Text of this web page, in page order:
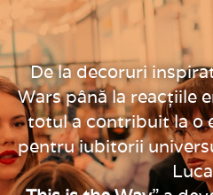
De la decoruri
Wars până la reacțiile
totul a contribuit la o
pentru iubitorii